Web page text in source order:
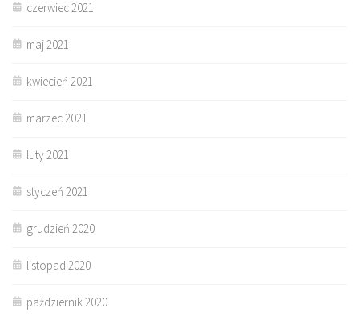
czerwiec 2021
maj 2021
kwiecień 2021
marzec 2021
luty 2021
styczeń 2021
grudzień 2020
listopad 2020
październik 2020